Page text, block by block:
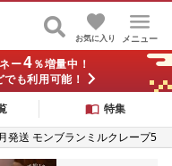
メニュー
お気に入り
ー4％増量中！
も利用可能！
特集
発送 モンブランミルクレープ5
ック)_クリスマスケーキ モンブ